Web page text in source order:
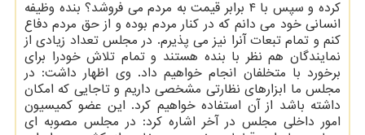
کرده و سپس با ۴ برابر قیمت به مردم می فروشد؟ بنده وظیفه
انسانی خود می دانم که در کنار مردم بوده و از حق مردم دفاع
کنم و تمام تبعات آنرا نیز می پذیرم. در مجلس تعداد زیادی از
نمایندگان هم نظر با بنده هستند و تمام تلاش خودرا برای
برخورد با متخلفان انجام خواهیم داد. وی اظهار داشت: در
مجلس ما ابزارهای نظارتی مشخصی داریم و تاجایی که امکان
داشته باشد از آن استفاده خواهیم کرد. این عضو کمیسیون
امور داخلی مجلس در آخر اشاره کرد: در مجلس مصوبه ای